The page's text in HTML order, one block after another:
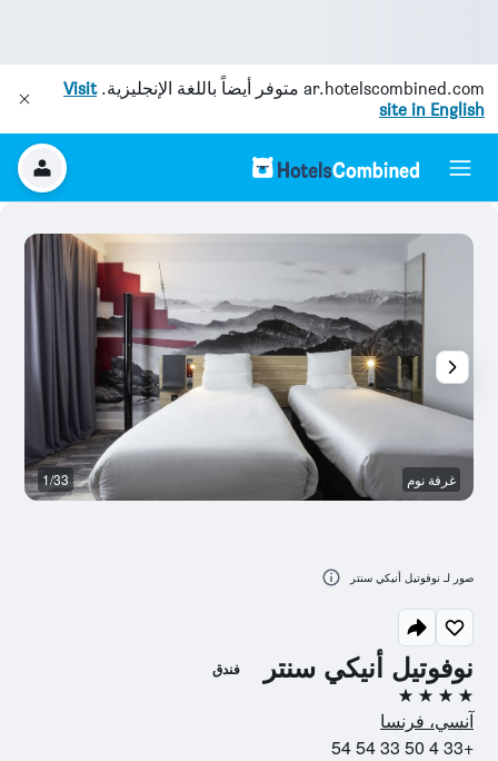
ar.hotelscombined.com متوفر أيضاً باللغة الإنجليزية.Visit
site in English
نوفوتيل أنيكي سنتر فندق
4 نجوم
آنسي، فرنسا
+33 4 50 33 54 54
غرفة نوم 1/33
صور لـ نوفوتيل أنيكي سنتر